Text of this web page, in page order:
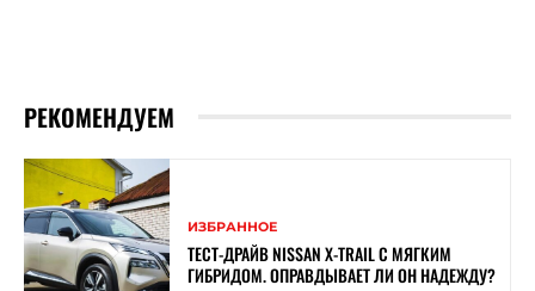
РЕКОМЕНДУЕМ
ИЗБРАННОЕ
ТЕСТ-ДРАЙВ NISSAN X-TRAIL С МЯГКИМ
ГИБРИДОМ. ОПРАВДЫВАЕТ ЛИ ОН НАДЕЖДУ?